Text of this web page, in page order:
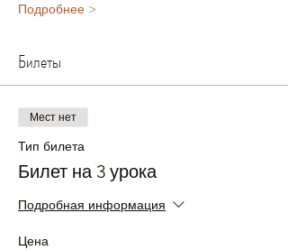
Подробнее >
Билеты
Мест нет
Тип билета
Билет на 3 урока
Подробная информация
Цена